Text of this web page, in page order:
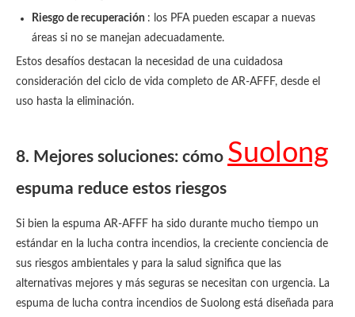
Riesgo de recuperación : los PFA pueden escapar a nuevas
áreas si no se manejan adecuadamente.
Estos desafíos destacan la necesidad de una cuidadosa
consideración del ciclo de vida completo de AR-AFFF, desde el
uso hasta la eliminación.
8. Mejores soluciones: cómo Suolong
espuma reduce estos riesgos
Si bien la espuma AR-AFFF ha sido durante mucho tiempo un
estándar en la lucha contra incendios, la creciente conciencia de
sus riesgos ambientales y para la salud significa que las
alternativas mejores y más seguras se necesitan con urgencia. La
espuma de lucha contra incendios de Suolong está diseñada para